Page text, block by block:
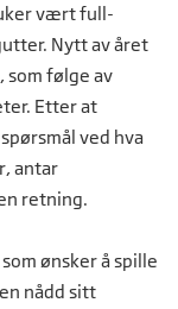
vært full-
Nytt av året
som følge av
Etter at
ved hva
antar
retning.
ønsker å spille
nådd sitt